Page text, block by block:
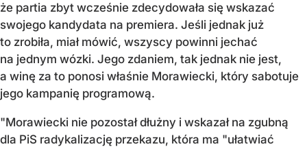
że partia zbyt wcześnie zdecydowała się wskazać
swojego kandydata na premiera. Jeśli jednak już
to zrobiła, miał mówić, wszyscy powinni jechać
na jednym wózki. Jego zdaniem, tak jednak nie jest,
a winę za to ponosi właśnie Morawiecki, który sabotuje
jego kampanię programową.
"Morawiecki nie pozostał dłużny i wskazał na zgubną
dla PiS radykalizację przekazu, która ma "ułatwiać